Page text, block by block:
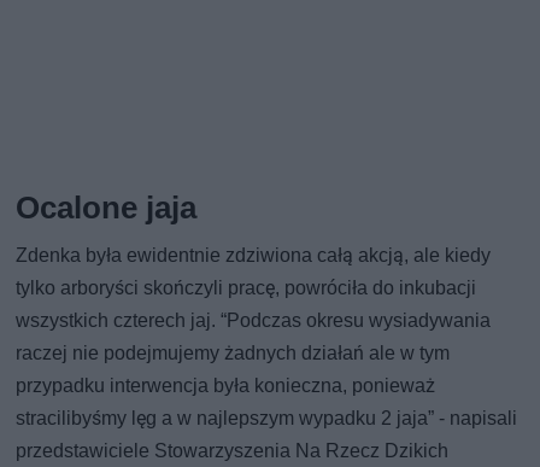
Ocalone jaja
Zdenka była ewidentnie zdziwiona całą akcją, ale kiedy
tylko arboryści skończyli pracę, powróciła do inkubacji
wszystkich czterech jaj. “Podczas okresu wysiadywania
raczej nie podejmujemy żadnych działań ale w tym
przypadku interwencja była konieczna, ponieważ
stracilibyśmy lęg a w najlepszym wypadku 2 jaja” - napisali
przedstawiciele Stowarzyszenia Na Rzecz Dzikich